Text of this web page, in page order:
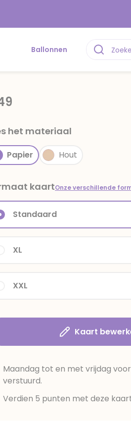
Ballonnen
het materiaal
Papier Hout
kaartOnze verschillende
XXL
XL
Standaard
Kaart
Maandag tot en met vrijdag
verstuurd.
Verdien 5 punten met deze